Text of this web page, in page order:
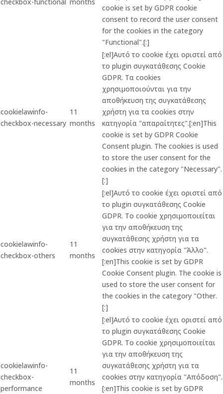
checkbox-functional months
cookie is set by GDPR cookie
consent to record the user consent
for the cookies in the category
"Functional".[:]
cookielawinfo-
checkbox-necessary
11
months
[:el]Αυτό το cookie έχει οριστεί από
το plugin συγκατάθεσης Cookie
GDPR. Τα cookies
χρησιμοποιούνται για την
αποθήκευση της συγκατάθεσης
χρήστη για τα cookies στην
κατηγορία "απαραίτητες".[:en]This
cookie is set by GDPR Cookie
Consent plugin. The cookies is used
to store the user consent for the
cookies in the category "Necessary".
[:]
cookielawinfo-
checkbox-others
11
months
[:el]Αυτό το cookie έχει οριστεί από
το plugin συγκατάθεσης Cookie
GDPR. Το cookie χρησιμοποιείται
για την αποθήκευση της
συγκατάθεσης χρήστη για τα
cookies στην κατηγορία "Άλλο".
[:en]This cookie is set by GDPR
Cookie Consent plugin. The cookie is
used to store the user consent for
the cookies in the category "Other.
[:]
cookielawinfo-
checkbox-
performance
11
months
[:el]Αυτό το cookie έχει οριστεί από
το plugin συγκατάθεσης Cookie
GDPR. Το cookie χρησιμοποιείται
για την αποθήκευση της
συγκατάθεσης χρήστη για τα
cookies στην κατηγορία "Απόδοση".
[:en]This cookie is set by GDPR